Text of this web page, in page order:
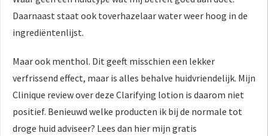
Daarnaast staat ook toverhazelaar water weer hoog in de
ingrediëntenlijst.
Maar ook menthol. Dit geeft misschien een lekker
verfrissend effect, maar is alles behalve huidvriendelijk. Mijn
Clinique review over deze Clarifying lotion is daarom niet
positief. Benieuwd welke producten ik bij de normale tot
droge huid adviseer? Lees dan hier mijn gratis